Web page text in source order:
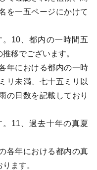
を一五ページにかけて
10、都内の一時間五
移でございます。
年における都内の一時
リ未満、七十五ミリ以
の日数を記載しており
11、過去十年の真夏
各年における都内の真
ます。